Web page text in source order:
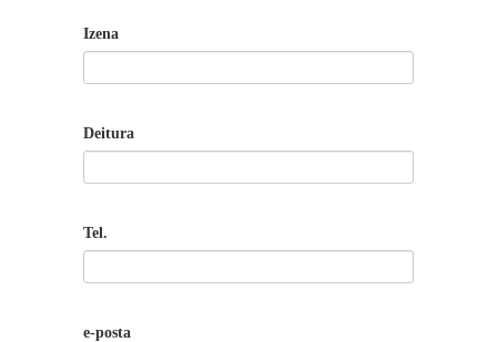
Izena
Deitura
Tel.
e-posta